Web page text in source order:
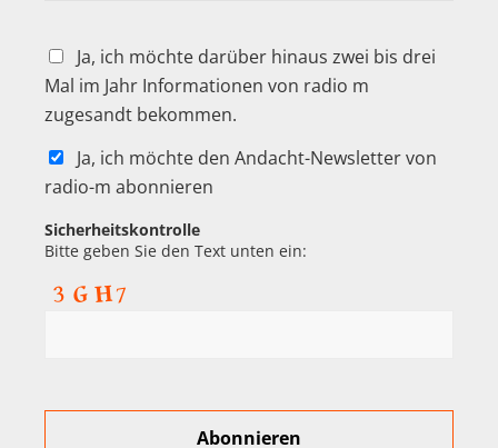
Ja, ich möchte darüber hinaus zwei bis drei
Mal im Jahr Informationen von radio m
zugesandt bekommen.
Ja, ich möchte den Andacht-Newsletter von
radio-m abonnieren
Sicherheitskontrolle
Bitte geben Sie den Text unten ein: